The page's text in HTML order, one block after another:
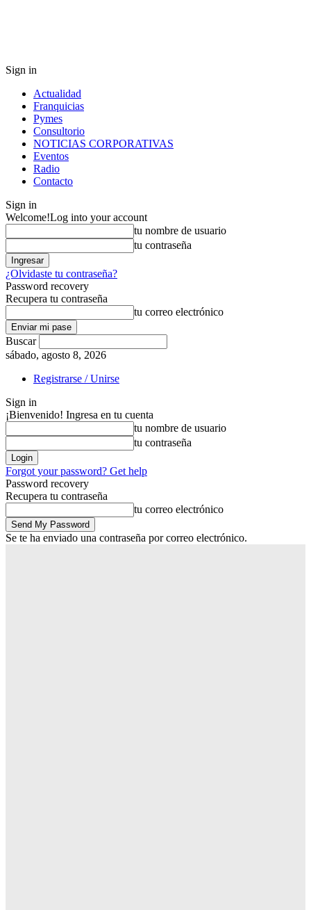
Sign in
Actualidad
Franquicias
Pymes
Consultorio
NOTICIAS CORPORATIVAS
Eventos
Radio
Contacto
Sign in
Welcome!Log into your account
tu nombre de usuario
tu contraseña
¿Olvidaste tu contraseña?
Password recovery
Recupera tu contraseña
tu correo electrónico
Buscar
sábado, agosto 8, 2026
Registrarse / Unirse
Sign in
¡Bienvenido! Ingresa en tu cuenta
tu nombre de usuario
tu contraseña
Forgot your password? Get help
Password recovery
Recupera tu contraseña
tu correo electrónico
Se te ha enviado una contraseña por correo electrónico.